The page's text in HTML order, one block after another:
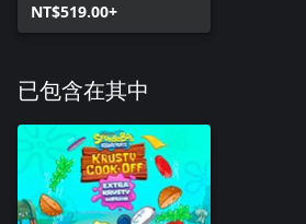
NT$519.00+
已包含在其中